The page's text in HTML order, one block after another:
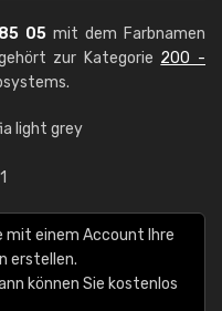
05 mit dem Farbnamen
zur Kategorie 200 -
light grey
mit einem Account Ihre
erstellen.
können Sie kostenlos